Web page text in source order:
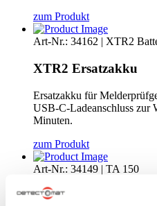
zum Produkt
Art-Nr.: 34162 | XTR2
XTR2 Ersatzakku
Ersatzakku für
USB-C-Ladeanschluss zur
Minuten.
zum Produkt
Art-Nr.: 34149 | TA 150
Prüfgas niedrige